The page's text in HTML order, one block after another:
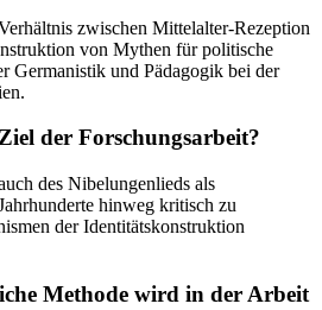
zwischen Mittelalter-Rezeption
von Mythen für politische
Germanistik und Pädagogik bei der
der Forschungsarbeit?
des Nibelungenlieds als
hinweg kritisch zu
der Identitätskonstruktion
Methode wird in der Arbeit